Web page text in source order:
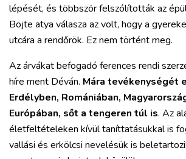
lépését, és többször felszólították az
Böjte atya válasza az volt, hogy a
utcára a rendőrök. Ez nem történt meg.
Az árvákat befogadó ferences rendi
híre ment Déván. Mára tevékenységét
Erdélyben, Romániában,
Európában, sőt a tengeren túl is. Az
életfeltételeken kívül taníttatásukkal is
vallási és erkölcsi nevelésük is